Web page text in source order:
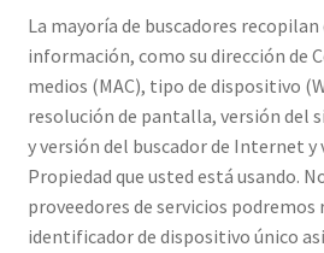
La mayoría de buscadores
información, como su dirección de
medios (MAC), tipo de dispositivo
resolución de pantalla, versión del
y versión del buscador de Internet y
Propiedad que usted está usando.
proveedores de servicios podremos
identificador de dispositivo único